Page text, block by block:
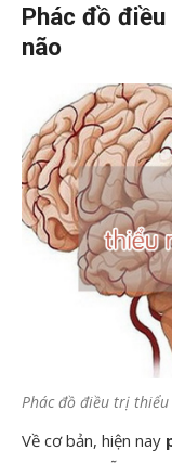
Phác đồ
não
Phác đồ điều trị
Về cơ bản, hiện nay